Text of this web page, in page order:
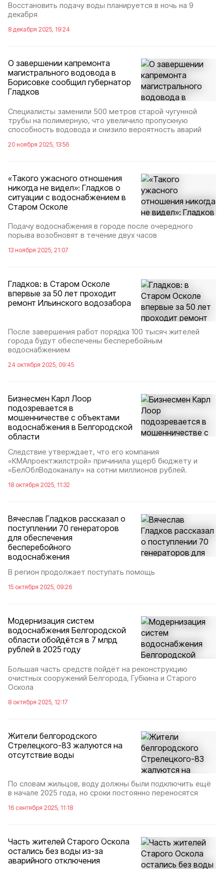
Восстановить подачу воды планируется в ночь на 9
декабря
8 декабря 2025, 19:24
О завершении капремонта
магистрального водовода в
Борисовке сообщил губернатор
Гладков
Специалисты заменили 500 метров старой чугунной
трубы на полимерную, что увеличило пропускную
способность водовода и снизило вероятность аварий
20 ноября 2025, 13:56
«Такого ужасного отношения
никогда не видел»: Гладков о
ситуации с водоснабжением в
Старом Осколе
Подачу водоснабжения в городе после очередного
порыва возобновят в течение двух часов
13 ноября 2025, 21:07
Гладков: в Старом Осколе
впервые за 50 лет проходит
ремонт Ильинского водозабора
После завершения работ порядка 100 тысяч жителей
города будут обеспечены бесперебойным
водоснабжением
24 октября 2025, 09:45
Бизнесмен Карл Лоор
подозревается в
мошенничестве с объектами
водоснабжения в Белгородской
области
Следствие утверждает, что его компания
«КМАпроектжилстрой» причинила ущерб бюджету и
«БелОблВодоканалу» на сотни миллионов рублей.
18 октября 2025, 11:32
Вячеслав Гладков рассказал о
поступлении 70 генераторов
для обеспечения
бесперебойного
водоснабжения
В регион продолжает поступать помощь
15 октября 2025, 09:26
Модернизация систем
водоснабжения Белгородской
области обойдётся в 7 млрд
рублей в 2025 году
Большая часть средств пойдёт на реконструкцию
очистных сооружений Белгорода, Губкина и Старого
Оскола
8 октября 2025, 12:17
Жители белгородского
Стрелецкого-83 жалуются на
отсутствие воды
По словам жильцов, воду должны были подключить ещё
в начале 2025 года, но сроки постоянно переносятся
16 сентября 2025, 11:18
Часть жителей Старого Оскола
остались без воды из-за
аварийного отключения